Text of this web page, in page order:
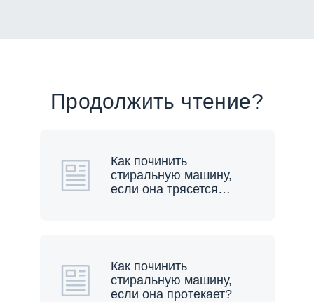
Продолжить чтение?
Как починить
стиральную машину,
если она трясется…
Как починить
стиральную машину,
если она протекает?